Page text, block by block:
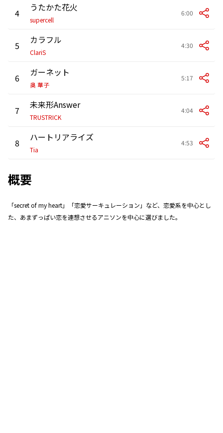
4 うたかた花火
supercell
6:00
5 カラフル
ClariS
4:30
6 ガーネット
奥 華子
5:17
7 未来形Answer
TRUSTRICK
4:04
8 ハートリアライズ
Tia
4:53
概要
「secret of my heart」「恋愛サーキュレーション」など、恋愛系を中心とし
た、あまずっぱい恋を連想させるアニソンを中心に選びました。